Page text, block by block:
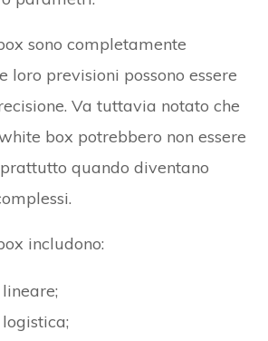
sono completamente
loro previsioni possono essere
Va tuttavia notato che
box potrebbero non essere
quando diventano
includono: